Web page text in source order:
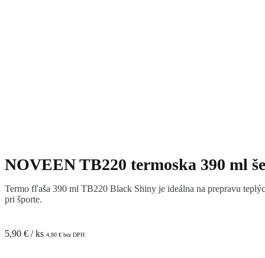
NOVEEN TB220 termoska 390 ml
Termo fľaša 390 ml TB220 Black Shiny je ideálna na prepravu
pri športe.
5,90 € / ks 4,80 € bez DPH